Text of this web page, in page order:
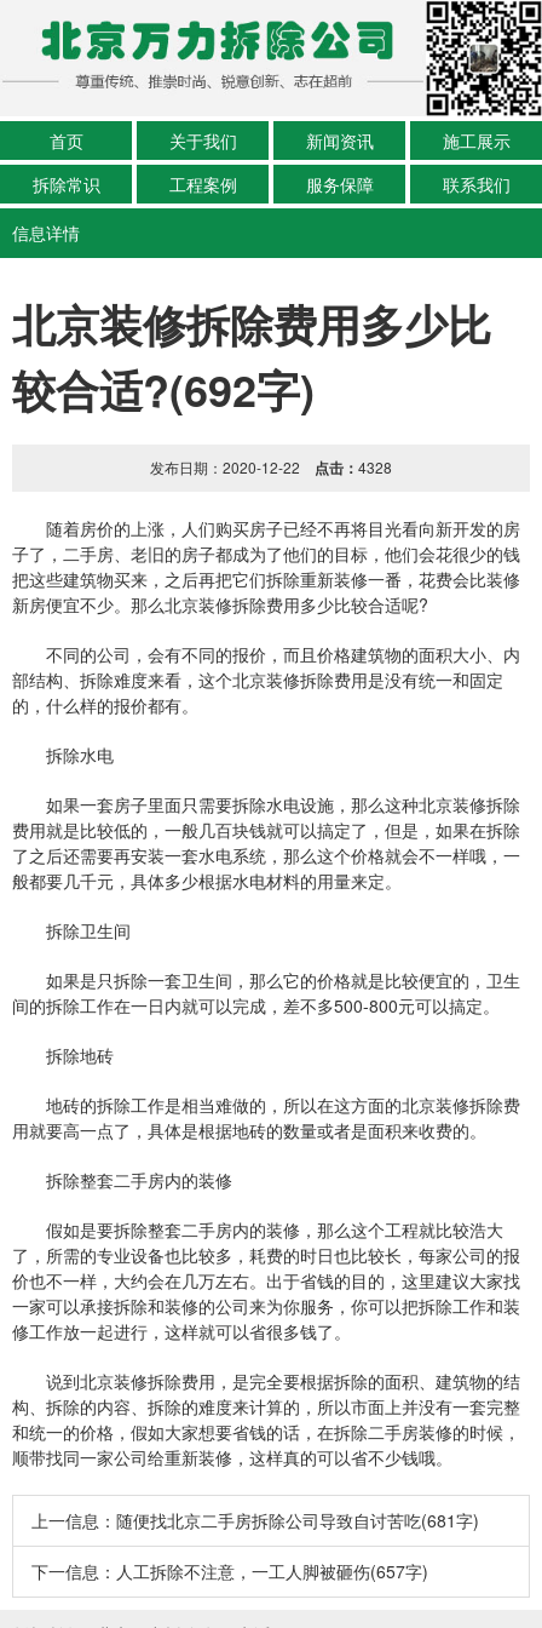
首页 关于我们 新闻资讯
施工展示
拆除常识
工程案例 服务保障
联系我们
信息详情
北京装修拆除费用多少比
较合适?(692字)
发布日期：2020-12-22 点击： 4328
随着房价的上涨，人们购买房子已经不再将目光看向新开发的房
子了，二手房、老旧的房子都成为了他们的目标，他们会花很少的钱
把这些建筑物买来，之后再把它们拆除重新装修一番，花费会比装修
新房便宜不少。那么北京装修拆除费用多少比较合适呢?
不同的公司，会有不同的报价，而且价格建筑物的面积大小、内
部结构、拆除难度来看，这个北京装修拆除费用是没有统一和固定
的，什么样的报价都有。
拆除水电
如果一套房子里面只需要拆除水电设施，那么这种北京装修拆除
费用就是比较低的，一般几百块钱就可以搞定了，但是，如果在拆除
了之后还需要再安装一套水电系统，那么这个价格就会不一样哦，一
般都要几千元，具体多少根据水电材料的用量来定。
拆除卫生间
如果是只拆除一套卫生间，那么它的价格就是比较便宜的，卫生
间的拆除工作在一日内就可以完成，差不多500-800元可以搞定。
拆除地砖
地砖的拆除工作是相当难做的，所以在这方面的北京装修拆除费
用就要高一点了，具体是根据地砖的数量或者是面积来收费的。
拆除整套二手房内的装修
假如是要拆除整套二手房内的装修，那么这个工程就比较浩大
了，所需的专业设备也比较多，耗费的时日也比较长，每家公司的报
价也不一样，大约会在几万左右。出于省钱的目的，这里建议大家找
一家可以承接拆除和装修的公司来为你服务，你可以把拆除工作和装
修工作放一起进行，这样就可以省很多钱了。
说到北京装修拆除费用，是完全要根据拆除的面积、建筑物的结
构、拆除的内容、拆除的难度来计算的，所以市面上并没有一套完整
和统一的价格，假如大家想要省钱的话，在拆除二手房装修的时候，
顺带找同一家公司给重新装修，这样真的可以省不少钱哦。
上一信息： 随便找北京二手房拆除公司导致自讨苦吃(681字)
下一信息： 人工拆除不注意，一工人脚被砸伤(657字)